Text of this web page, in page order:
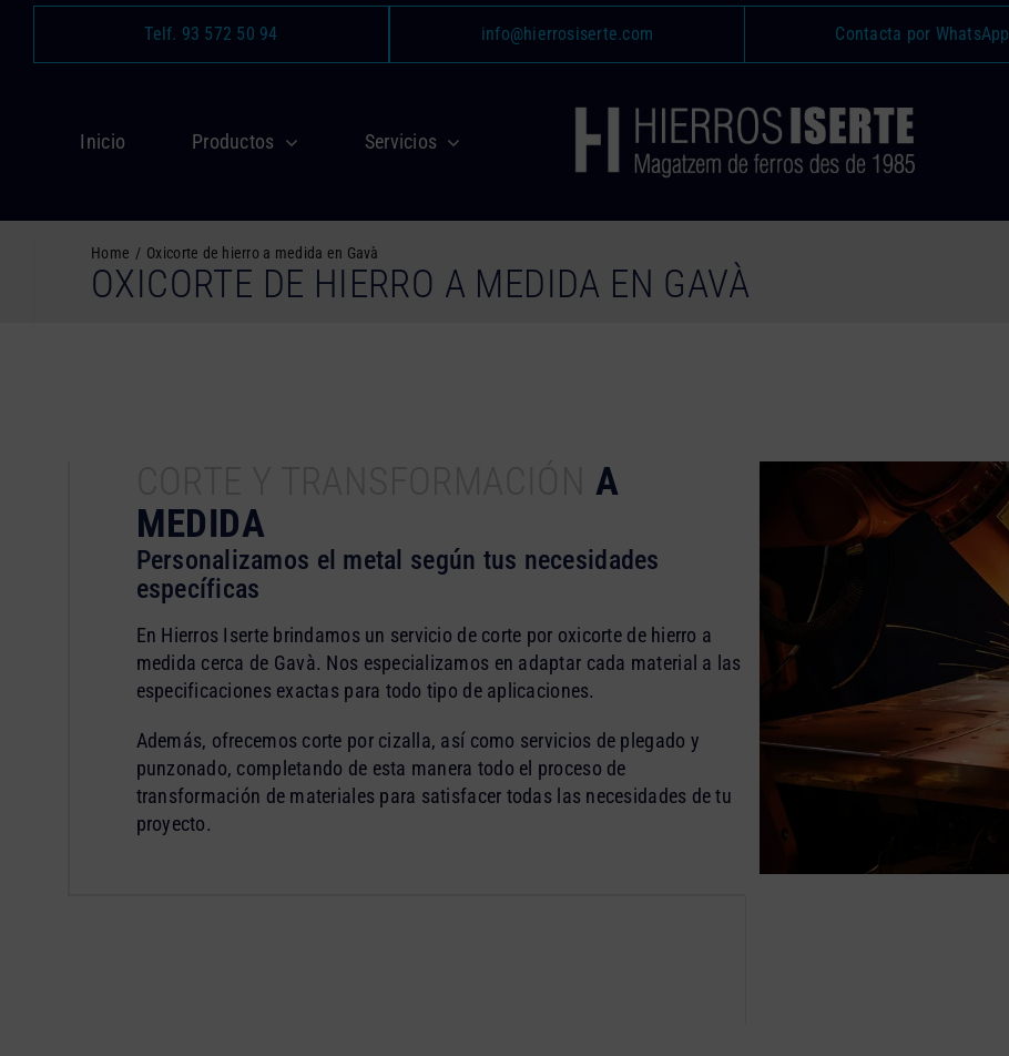
Saltar
contenido
Telf. 93 572 50 94 info@hierrosiserte.com Contacta por WhatsApp
Inicio Productos Servicios
Home Oxicorte de hierro a medida en Gavà
OXICORTE DE HIERRO A MEDIDA EN GAVÀ
A
MEDIDA
Personalizamos el metal según tus necesidades
específicas
En Hierros Iserte brindamos un servicio de corte por oxicorte de hierro a
medida cerca de Gavà. Nos especializamos en adaptar cada material a las
especificaciones exactas para todo tipo de aplicaciones.
Además, ofrecemos corte por cizalla, así como servicios de plegado y
punzonado, completando de esta manera todo el proceso de
transformación de materiales para satisfacer todas las necesidades de tu
proyecto.